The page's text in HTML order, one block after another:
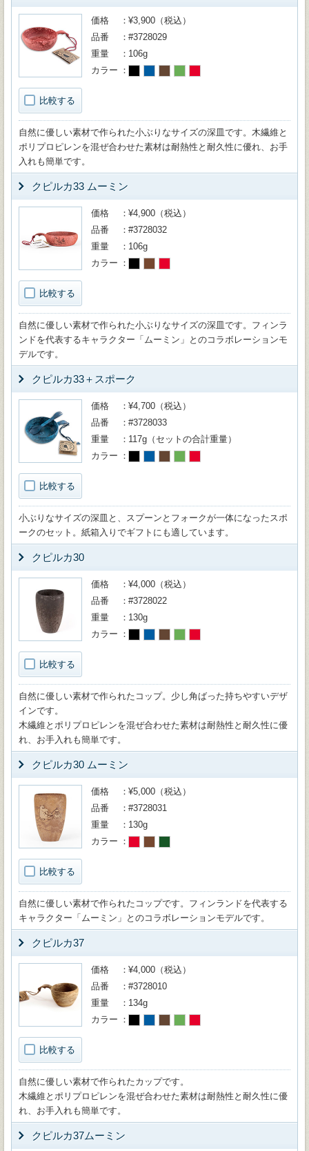
比較する
価格
¥3,900（税込）
品番
#3728029
重量
106g
カラー
自然に優しい素材で作られた小ぶりなサイズの深皿です。木繊維と
ポリプロピレンを混ぜ合わせた素材は耐熱性と耐久性に優れ、お手
入れも簡単です。
クピルカ33 ムーミン
比較する
価格
¥4,900（税込）
品番
#3728032
重量
106g
カラー
自然に優しい素材で作られた小ぶりなサイズの深皿です。フィンラ
ンドを代表するキャラクター「ムーミン」とのコラボレーションモ
デルです。
クピルカ33＋スポーク
比較する
価格
¥4,700（税込）
品番
#3728033
重量
117g（セットの合計重量）
カラー
小ぶりなサイズの深皿と、スプーンとフォークが一体になったスポ
ークのセット。紙箱入りでギフトにも適しています。
クピルカ30
比較する
価格
¥4,000（税込）
品番
#3728022
重量
130g
カラー
自然に優しい素材で作られたコップ。少し角ばった持ちやすいデザ
インです。
木繊維とポリプロピレンを混ぜ合わせた素材は耐熱性と耐久性に優
れ、お手入れも簡単です。
クピルカ30 ムーミン
比較する
価格
¥5,000（税込）
品番
#3728031
重量
130g
カラー
自然に優しい素材で作られたコップです。フィンランドを代表する
キャラクター「ムーミン」とのコラボレーションモデルです。
クピルカ37
比較する
価格
¥4,000（税込）
品番
#3728010
重量
134g
カラー
自然に優しい素材で作られたカップです。
木繊維とポリプロピレンを混ぜ合わせた素材は耐熱性と耐久性に優
れ、お手入れも簡単です。
クピルカ37ムーミン